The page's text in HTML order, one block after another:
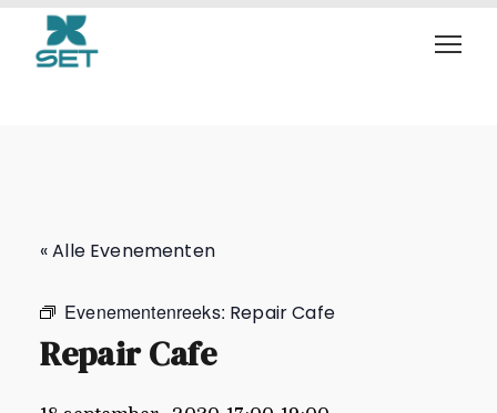
Repair Cafe
« Alle Evenementen
Evenementenreeks: Repair Cafe
Repair Cafe